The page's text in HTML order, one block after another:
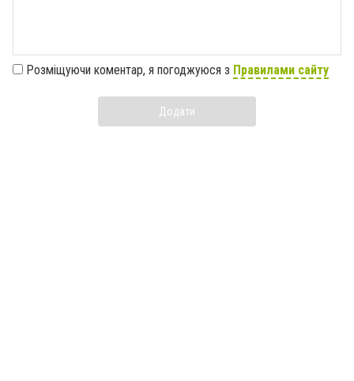
Розміщуючи коментар, я погоджуюся з Правилами сайту
Додати